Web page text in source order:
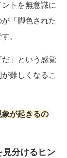
トを無意識に
「脚色された
。
」という感覚
難しくなるこ
が起きるの
見分けるヒン